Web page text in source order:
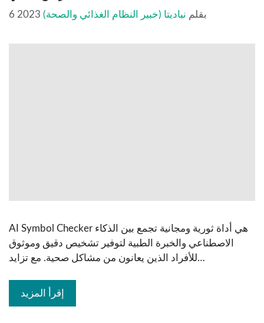
6 2023 بقلم نباديتا (خبير النظام الغذائي والصحة)
AI Symbol Checker هي أداة ثورية ومجانية تجمع بين الذكاء
الاصطناعي والخبرة الطبية لتوفير تشخيص دقيق وموثوق
للأفراد الذين يعانون من مشاكل صحية. مع تزايد…
إقرأ المزيد